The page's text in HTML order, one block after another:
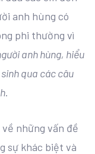
anh hùng có
phi thường vì
anh hùng, hiểu
qua các câu
.
những vấn đề
sự khác biệt và